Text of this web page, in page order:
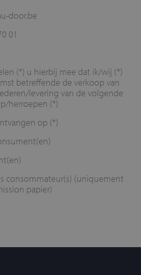
door.be
01
(*) u hierbij mee dat ik/wij (*)
betreffende de verkoop van
levering van de volgende
herroepen (*)
op (*)
consommateur(s) (uniquement
papier)